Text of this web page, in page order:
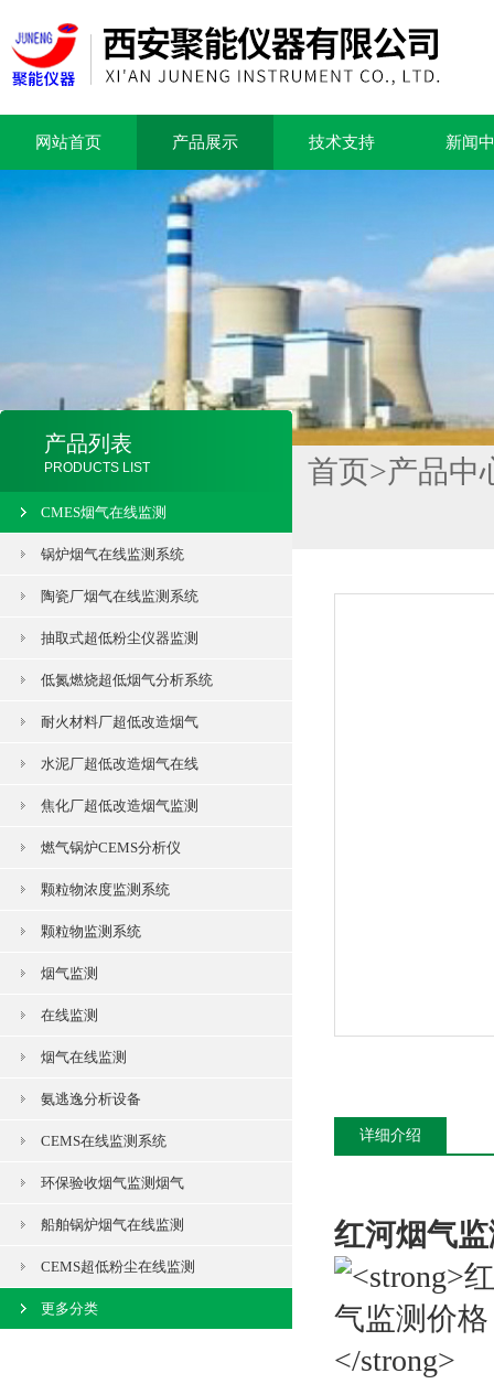
网站首页 产品展示 技术支持 新闻
产品列表
PRODUCTS LIST
CMES烟气在线监测
锅炉烟气在线监测系统
陶瓷厂烟气在线监测系统
抽取式超低粉尘仪器监测
低氮燃烧超低烟气分析系统
耐火材料厂超低改造烟气
水泥厂超低改造烟气在线
焦化厂超低改造烟气监测
燃气锅炉CEMS分析仪
颗粒物浓度监测系统
颗粒物监测系统
烟气监测
在线监测
烟气在线监测
氨逃逸分析设备
CEMS在线监测系统
环保验收烟气监测烟气
船舶锅炉烟气在线监测
CEMS超低粉尘在线监测
更多分类
首页>产品中
详细介绍
红河烟气